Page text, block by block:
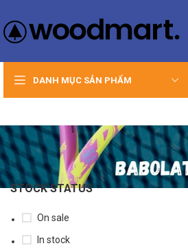
DANH MỤC SẢN PHẨM
STOCK STATUS
On sale
In stock